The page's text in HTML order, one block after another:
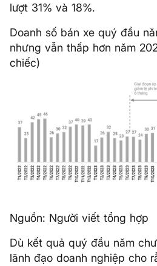
lượt 31% và 18%.
Doanh số bán xe quý đầu
nhưng vẫn thấp hơn năm
chiếc)
Nguồn: Người viết tổng hợp
Dù kết quả quý đầu năm
lãnh đạo doanh nghiệp cho